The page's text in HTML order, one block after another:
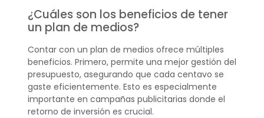
¿Cuáles son los beneficios de tener
un plan de medios?
Contar con un plan de medios ofrece múltiples
beneficios. Primero, permite una mejor gestión del
presupuesto, asegurando que cada centavo se
gaste eficientemente. Esto es especialmente
importante en campañas publicitarias donde el
retorno de inversión es crucial.